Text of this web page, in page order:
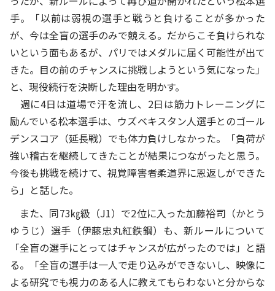
手。「以前は弱視の選手と戦うと負けることが多かった
が、今は全盲の選手のみで競える。だからこそ負けられな
いという面もあるが、パリではメダルに届く可能性が出て
きた。目の前のチャンスに挑戦しようという気になった」
と、現役続行を決断した理由を明かす。
週に4日は道場で汗を流し、2日は筋力トレーニングに
励んでいる松本選手は、ウズベキスタン人選手とのゴール
デンスコア（延長戦）でも体力負けしなかった。「負荷が
強い稽古を継続してきたことが結果につながったと思う。
今後も挑戦を続けて、視覚障害者柔道界に恩返しができた
ら」と話した。
また、同73㎏級（J1）で2位に入った加藤裕司（かとう
ゆうじ）選手（伊藤忠丸紅鉄鋼）も、新ルールについて
「全盲の選手にとってはチャンスが広がったのでは」と語
る。「全盲の選手は一人で走り込みができないし、映像に
よる研究でも視力のある人に教えてもらわないと分からな